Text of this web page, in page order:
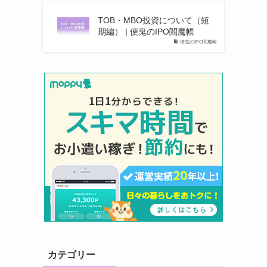
便鬼のIPO閻魔帳
TOB・MBO投資について（短
期編） | 便鬼のIPO閻魔帳
カテゴリー